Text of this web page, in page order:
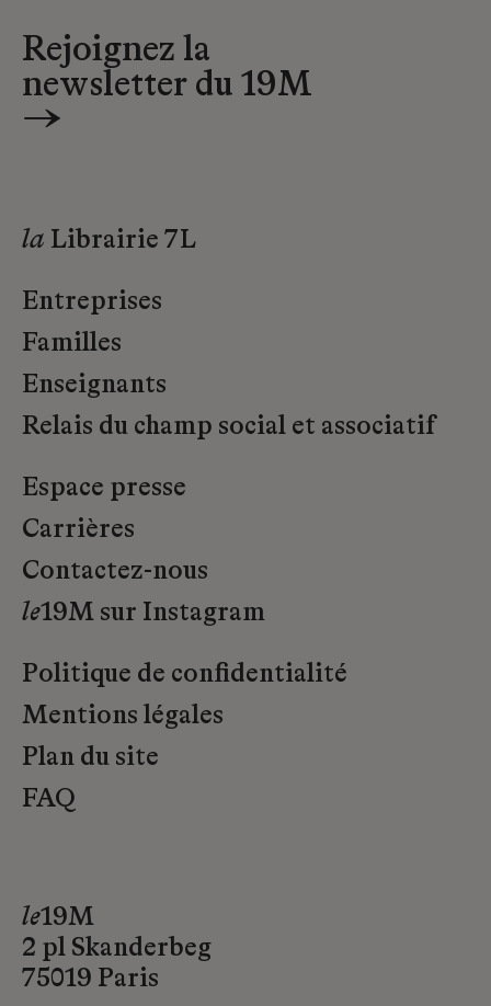
Rejoignez la
newsletter du 19M
→
la Librairie 7L
Entreprises
Familles
Enseignants
Relais du champ social et associatif
Espace presse
Carrières
Contactez-nous
le19M sur Instagram
Politique de confidentialité
Mentions légales
Plan du site
FAQ
le19M
2 pl Skanderbeg
75019 Paris